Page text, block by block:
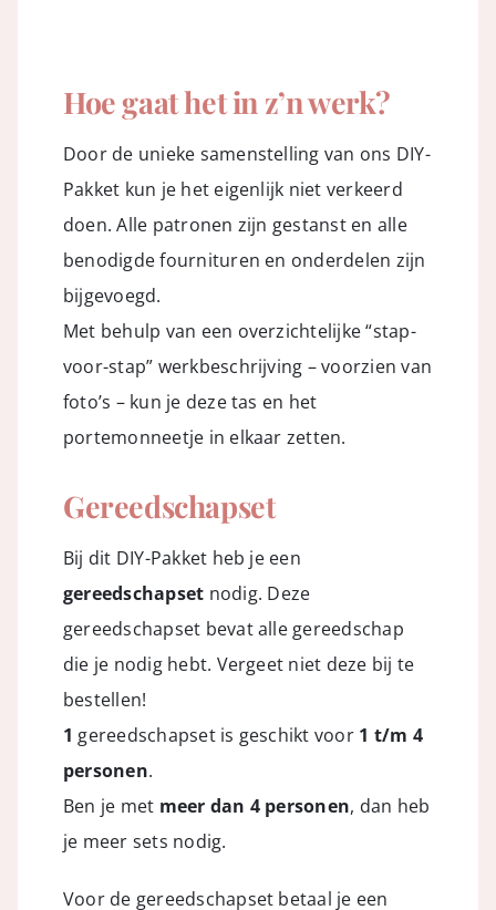
Hoe gaat het in z’n werk?
Door de unieke samenstelling van ons DIY-
Pakket kun je het eigenlijk niet verkeerd
doen. Alle patronen zijn gestanst en alle
benodigde fournituren en onderdelen zijn
bijgevoegd.
Met behulp van een overzichtelijke “stap-
voor-stap” werkbeschrijving – voorzien van
foto’s – kun je deze tas en het
portemonneetje in elkaar zetten.
Gereedschapset
Bij dit DIY-Pakket heb je een
gereedschapset nodig. Deze
gereedschapset bevat alle gereedschap
die je nodig hebt. Vergeet niet deze bij te
bestellen!
1 gereedschapset is geschikt voor 1 t/m 4
personen.
Ben je met meer dan 4 personen, dan heb
je meer sets nodig.
Voor de gereedschapset betaal je een